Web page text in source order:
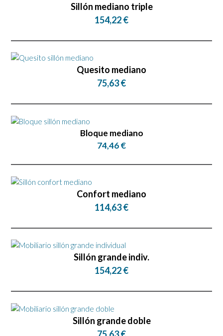
Sillón mediano triple
154,22 €
Quesito mediano
75,63 €
Bloque mediano
74,46 €
Confort mediano
114,63 €
Sillón grande indiv.
154,22 €
Sillón grande doble
75,63 €